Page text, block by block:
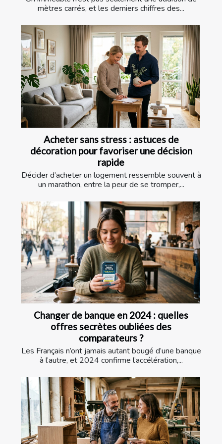
mètres carrés, et les derniers chiffres des...
Acheter sans stress : astuces de
décoration pour favoriser une décision
rapide
Décider d’acheter un logement ressemble souvent à
un marathon, entre la peur de se tromper,...
Changer de banque en 2024 : quelles
offres secrètes oubliées des
comparateurs ?
Les Français n’ont jamais autant bougé d’une banque
à l’autre, et 2024 confirme l’accélération,...